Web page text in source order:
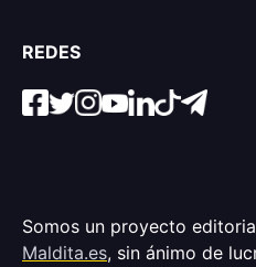
REDES
Somos un proyecto
Maldita.es, sin ánimo de